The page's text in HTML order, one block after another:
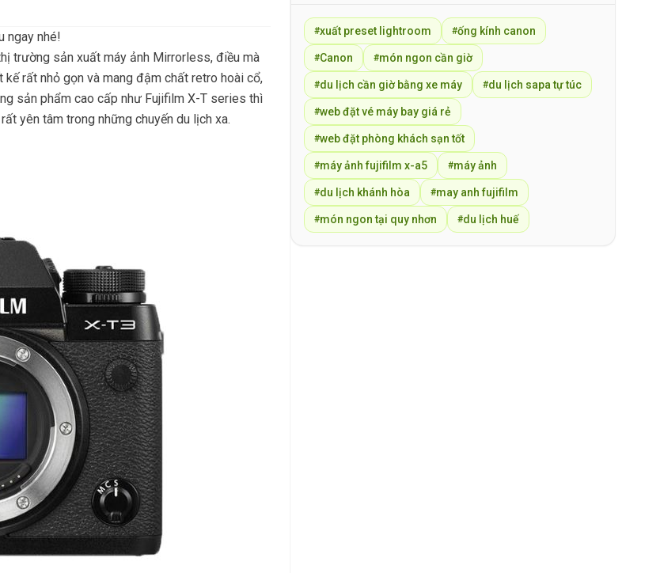
ngay nhé!
trường sản xuất máy ảnh Mirrorless, điều mà
rất nhỏ gọn và mang đậm chất retro hoài cổ,
sản phẩm cao cấp như Fujifilm X-T series thì
yên tâm trong những chuyến du lịch xa.
#xuất preset lightroom #ống kính canon
#Canon #món ngon cần giờ
#du lịch cần giờ bằng xe máy #du lịch sapa tự túc
#web đặt vé máy bay giá rẻ
#web đặt phòng khách sạn tốt
#máy ảnh fujifilm x-a5 #máy ảnh
#du lịch khánh hòa #may anh fujifilm
#món ngon tại quy nhơn #du lịch huế